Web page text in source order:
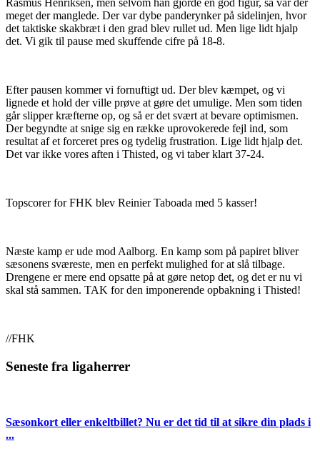
Rasmus Henriksen, men selvom han gjorde en god figur, så var der
meget der manglede. Der var dybe panderynker på sidelinjen, hvor
det taktiske skakbræt i den grad blev rullet ud. Men lige lidt hjalp
det. Vi gik til pause med skuffende cifre på 18-8.
Efter pausen kommer vi fornuftigt ud. Der blev kæmpet, og vi
lignede et hold der ville prøve at gøre det umulige. Men som tiden
går slipper kræfterne op, og så er det svært at bevare optimismen.
Der begyndte at snige sig en række uprovokerede fejl ind, som
resultat af et forceret pres og tydelig frustration. Lige lidt hjalp det.
Det var ikke vores aften i Thisted, og vi taber klart 37-24.
Topscorer for FHK blev Reinier Taboada med 5 kasser!
Næste kamp er ude mod Aalborg. En kamp som på papiret bliver
sæsonens sværeste, men en perfekt mulighed for at slå tilbage.
Drengene er mere end opsatte på at gøre netop det, og det er nu vi
skal stå sammen. TAK for den imponerende opbakning i Thisted!
//FHK
Seneste fra ligaherrer
Sæsonkort eller enkeltbillet? Nu er det tid til at sikre din plads i
...